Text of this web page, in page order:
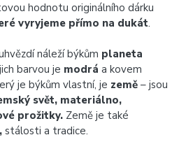
hodnotu originálního dárku
vyryjeme přímo na dukát.
náleží býkům planeta
barvou je modrá a kovem
je býkům vlastní, je země – jsou
svět, materiálno,
prožitky. Země je také
stálosti a tradice.